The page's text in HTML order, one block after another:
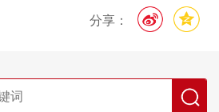
分享：